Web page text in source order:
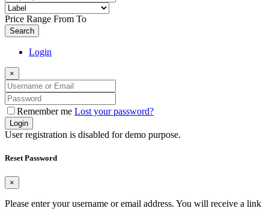
Price Range From To
Search
Login
×
Remember me Lost your password?
Login
User registration is disabled for demo purpose.
Reset Password
×
Please enter your username or email address. You will receive a link